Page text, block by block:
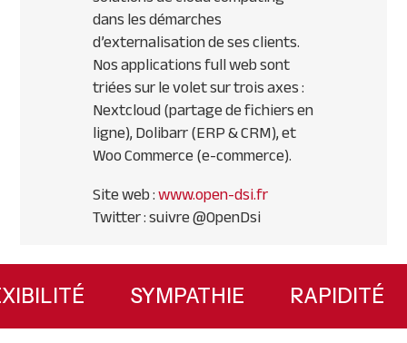
dans les démarches
d’externalisation de ses clients.
Nos applications full web sont
triées sur le volet sur trois axes :
Nextcloud (partage de fichiers en
ligne), Dolibarr (ERP & CRM), et
Woo Commerce (e-commerce).
Site web :www.open-dsi.fr
Twitter : suivre @OpenDsi
Primary
Sidebar
SYMPATHIE